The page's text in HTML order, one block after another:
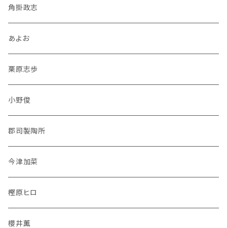
角掛政志
あよお
栗原志歩
小野俊
郡司製陶所
今津加菜
樫原ヒロ
櫻井薫